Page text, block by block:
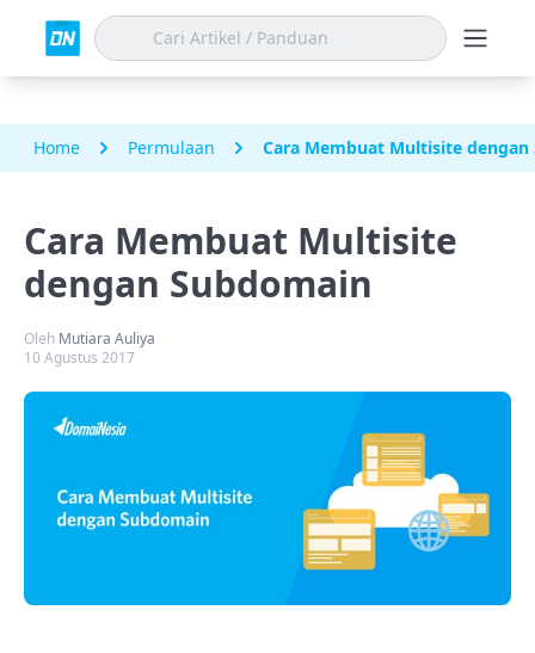
Home Permulaan Cara Membuat Multisite dengan
Cara Membuat Multisite
dengan Subdomain
Oleh Mutiara Auliya
10 Agustus 2017